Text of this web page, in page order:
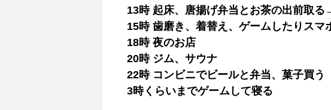
13時 起床、唐揚げ弁当とお茶の出前取
15時 歯磨き、着替え、ゲームしたりスマ
18時 夜のお店
20時 ジム、サウナ
22時 コンビニでビールと弁当、菓子買う
3時くらいまでゲームして寝る